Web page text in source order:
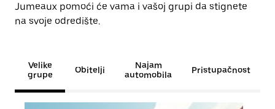
Jumeaux pomoći će vama i vašoj grupi da stignete
na svoje odredište.
Velike
grupe
Obitelji
Najam
automobila
Pristupačnost